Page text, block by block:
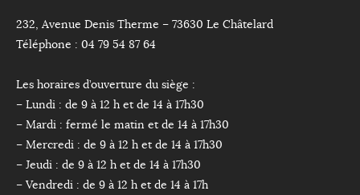
232, Avenue Denis Therme – 73630 Le Châtelard
Téléphone : 04 79 54 87 64
Les horaires d’ouverture du siège :
– Lundi : de 9 à 12 h et de 14 à 17h30
– Mardi : fermé le matin et de 14 à 17h30
– Mercredi : de 9 à 12 h et de 14 à 17h30
– Jeudi : de 9 à 12 h et de 14 à 17h30
– Vendredi : de 9 à 12 h et de 14 à 17h